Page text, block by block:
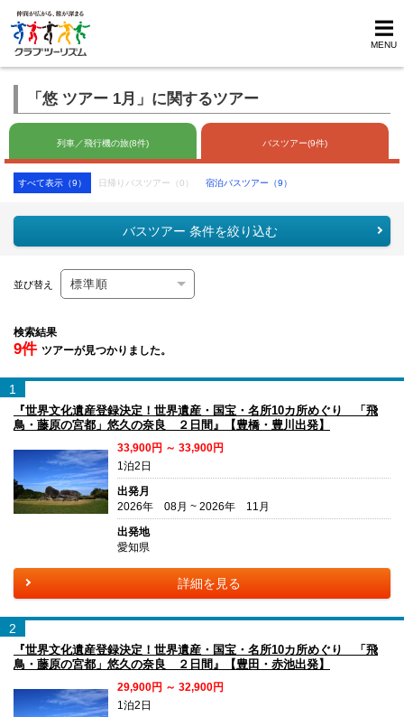
MENU
「悠 ツアー 1月」に関するツアー
列車／飛行機の旅(8件) バスツアー(9件)
すべて表示（9） 日帰りバスツアー（0） 宿泊バスツアー（9）
バスツアー 条件を絞り込む
並び替え
検索結果
9件 ツアーが見つかりました。
1
『世界文化遺産登録決定！世界遺産・国宝・名所10カ所めぐり 「飛
鳥・藤原の宮都」悠久の奈良 ２日間』【豊橋・豊川出発】
33,900円 ～ 33,900円
1泊2日
出発月
2026年 08月 ~ 2026年 11月
出発地
愛知県
詳細を見る
2
『世界文化遺産登録決定！世界遺産・国宝・名所10カ所めぐり 「飛
鳥・藤原の宮都」悠久の奈良 ２日間』【豊田・赤池出発】
29,900円 ～ 32,900円
1泊2日